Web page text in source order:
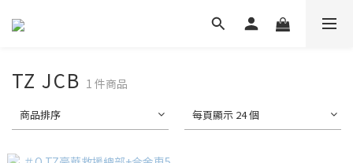
TZ JCB 1 件商品
商品排序 每頁顯示 24 個